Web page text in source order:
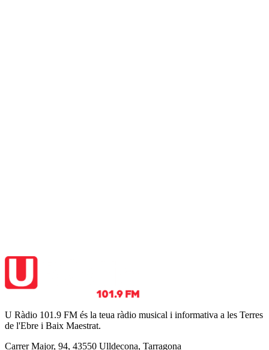
U Ràdio 101.9 FM és la teua ràdio musical i informativa a les Terres
de l'Ebre i Baix Maestrat.
Carrer Major, 94, 43550 Ulldecona, Tarragona